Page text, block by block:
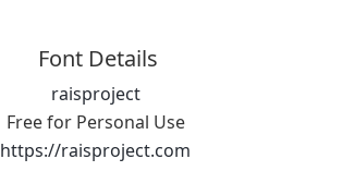
Font Details
raisproject
Free for Personal Use
https://raisproject.com